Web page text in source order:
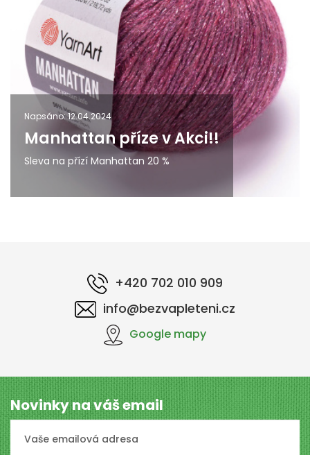
Napsáno: 12.04.2024
Manhattan příze v Akci!!
Sleva na přízí Manhattan 20 %
+420 702 010 909
info@bezvapleteni.cz
Google mapy
Novinky na váš email